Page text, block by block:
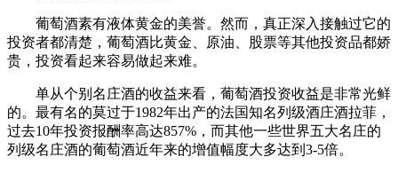
葡萄酒素有液体黄金的美誉。然而，真正深入接触过它的
投资者都清楚，葡萄酒比黄金、原油、股票等其他投资品都娇
贵，投资看起来容易做起来难。
单从个别名庄酒的收益来看，葡萄酒投资收益是非常光鲜
的。最有名的莫过于1982年出产的法国知名列级酒庄酒拉菲，
过去10年投资报酬率高达857%，而其他一些世界五大名庄的
列级名庄酒的葡萄酒近年来的增值幅度大多达到3-5倍。